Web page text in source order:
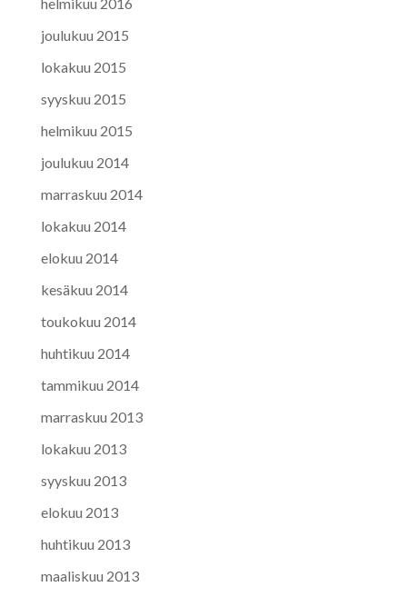
joulukuu 2015
lokakuu 2015
syyskuu 2015
helmikuu 2015
joulukuu 2014
marraskuu 2014
lokakuu 2014
elokuu 2014
kesäkuu 2014
toukokuu 2014
huhtikuu 2014
tammikuu 2014
marraskuu 2013
lokakuu 2013
syyskuu 2013
elokuu 2013
huhtikuu 2013
maaliskuu 2013